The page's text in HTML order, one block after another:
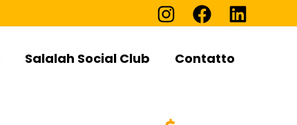
Salalah Social Club
Contatto